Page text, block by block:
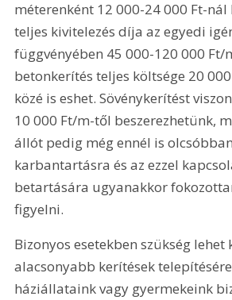
méterenként 12 000-24 000 Ft-
teljes kivitelezés díja az egyedi
függvényében 45 000-120 000
betonkerítés teljes költsége 20
közé is eshet. Sövénykerítést
10 000 Ft/m-től beszerezhetünk,
állót pedig még ennél is
karbantartásra és az ezzel
betartására ugyanakkor
figyelni.
Bizonyos esetekben szükség lehet
alacsonyabb kerítések
háziállataink vagy gyermekeink